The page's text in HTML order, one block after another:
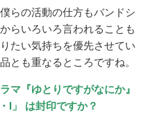
らの活動の仕方もバンドシ
らいろいろ言われることも
たい気持ちを優先させてい
とも重なるところですね。
マ『ゆとりですがなにか』
I」 は封印ですか？